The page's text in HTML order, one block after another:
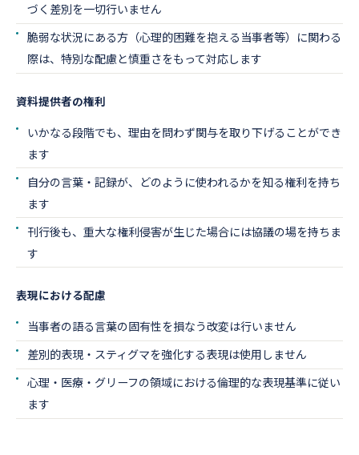
づく差別を一切行いません
脆弱な状況にある方（心理的困難を抱える当事者等）に関わる
際は、特別な配慮と慎重さをもって対応します
資料提供者の権利
いかなる段階でも、理由を問わず関与を取り下げることができ
ます
自分の言葉・記録が、どのように使われるかを知る権利を持ち
ます
刊行後も、重大な権利侵害が生じた場合には協議の場を持ちま
す
表現における配慮
当事者の語る言葉の固有性を損なう改変は行いません
差別的表現・スティグマを強化する表現は使用しません
心理・医療・グリーフの領域における倫理的な表現基準に従い
ます